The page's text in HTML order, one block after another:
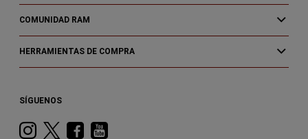
COMUNIDAD RAM
HERRAMIENTAS DE COMPRA
SÍGUENOS
Instagram
TwitterFacebook
Youtube